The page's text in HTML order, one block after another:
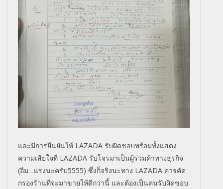
และมีการยืนยันให้ LAZADA รับผิดชอบพร้อมทั้งแสดง
ความเสียใจที่ LAZADA รับโจรมาเป็นผู้ร่วมค้าทางธุรกิจ
(อืม…แรงนะครับ5555) ซึ่งก็จริงนะทาง LAZADA ควรคัด
กรองร้านที่จะมาขายให้ดีกว่านี้ และต้องเป็นคนรับผิดชอบ